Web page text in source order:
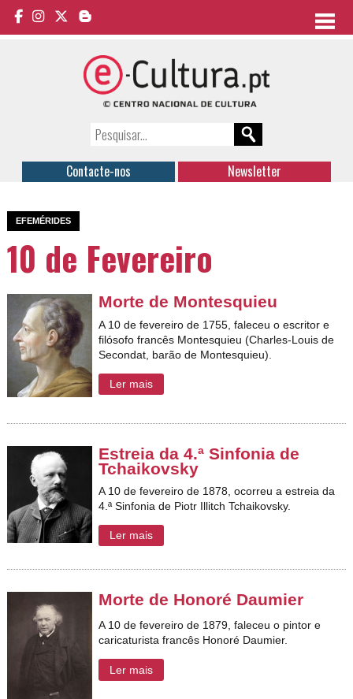
Contacte-nos Newsletter
EFEMÉRIDES
10 de Fevereiro
Morte de Montesquieu
A 10 de fevereiro de 1755, faleceu o escritor e
filósofo francês Montesquieu (Charles-Louis de
Secondat, barão de Montesquieu).
Ler mais
Estreia da 4.ª Sinfonia de
Tchaikovsky
A 10 de fevereiro de 1878, ocorreu a estreia da
4.ª Sinfonia de Piotr Illitch Tchaikovsky.
Ler mais
Morte de Honoré Daumier
A 10 de fevereiro de 1879, faleceu o pintor e
caricaturista francês Honoré Daumier.
Ler mais